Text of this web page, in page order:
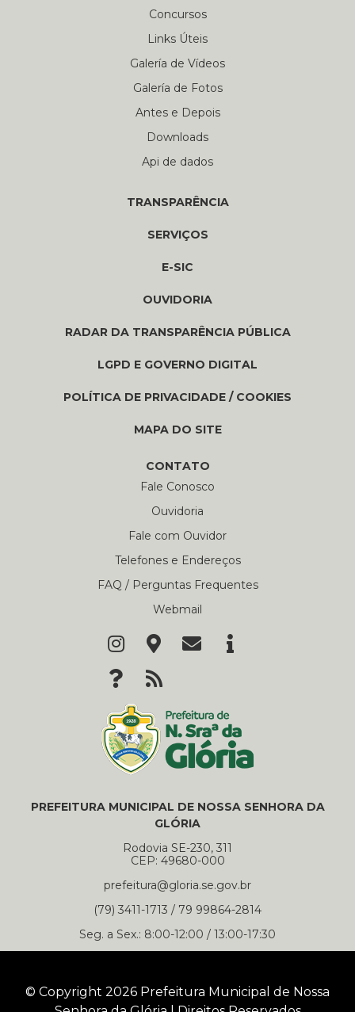
Concursos
Links Úteis
Galería de Vídeos
Galería de Fotos
Antes e Depois
Downloads
Api de dados
TRANSPARÊNCIA
SERVIÇOS
E-SIC
OUVIDORIA
RADAR DA TRANSPARÊNCIA PÚBLICA
LGPD E GOVERNO DIGITAL
POLÍTICA DE PRIVACIDADE / COOKIES
MAPA DO SITE
CONTATO
Fale Conosco
Ouvidoria
Fale com Ouvidor
Telefones e Endereços
FAQ / Perguntas Frequentes
Webmail
PREFEITURA MUNICIPAL DE NOSSA SENHORA DA
GLÓRIA
Rodovia SE-230, 311
CEP: 49680-000
prefeitura@gloria.se.gov.br
(79) 3411-1713 / 79 99864-2814
Seg. a Sex.: 8:00-12:00 / 13:00-17:30
© Copyright 2026 Prefeitura Municipal de Nossa